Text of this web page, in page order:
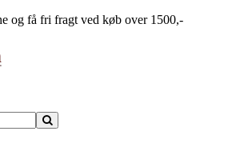
og få fri fragt ved køb over 1500,-